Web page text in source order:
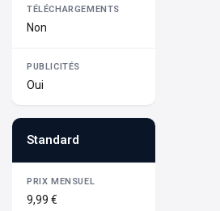
Non
Oui
Standard
9,99 €